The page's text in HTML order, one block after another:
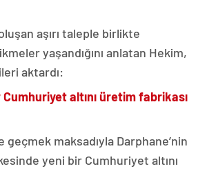
aşırı taleple birlikte
yaşandığını anlatan Hekim,
aktardı:
Cumhuriyet altını üretim fabrikası
maksadıyla Darphane’nin
yeni bir Cumhuriyet altını